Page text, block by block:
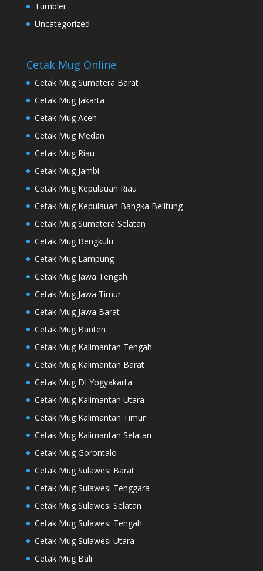
Tumbler
Uncategorized
Cetak Mug Online
Cetak Mug Sumatera Barat
Cetak Mug Jakarta
Cetak Mug Aceh
Cetak Mug Medan
Cetak Mug Riau
Cetak Mug Jambi
Cetak Mug Kepulauan Riau
Cetak Mug Kepulauan Bangka Belitung
Cetak Mug Sumatera Selatan
Cetak Mug Bengkulu
Cetak Mug Lampung
Cetak Mug Jawa Tengah
Cetak Mug Jawa Timur
Cetak Mug Jawa Barat
Cetak Mug Banten
Cetak Mug Kalimantan Tengah
Cetak Mug Kalimantan Barat
Cetak Mug DI Yogyakarta
Cetak Mug Kalimantan Utara
Cetak Mug Kalimantan Timur
Cetak Mug Kalimantan Selatan
Cetak Mug Gorontalo
Cetak Mug Sulawesi Barat
Cetak Mug Sulawesi Tenggara
Cetak Mug Sulawesi Selatan
Cetak Mug Sulawesi Tengah
Cetak Mug Sulawesi Utara
Cetak Mug Bali